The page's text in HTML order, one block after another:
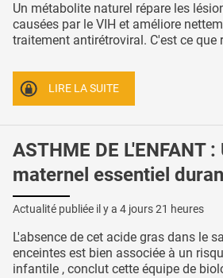
Un métabolite naturel répare les
causées par le VIH et améliore
traitement antirétroviral. C'est ce que
LIRE LA SUITE
ASTHME DE L'ENFANT
maternel essentiel
Actualité publiée il y a 4 jours 21 heures
L'absence de cet acide gras dans le
enceintes est bien associée à un
infantile , conclut cette équipe de